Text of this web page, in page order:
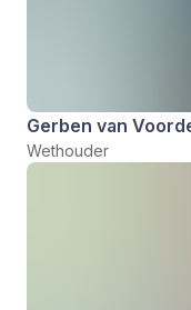
Gerben van
Wethouder